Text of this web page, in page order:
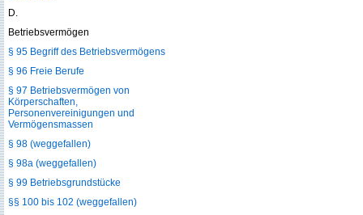
D.
Betriebsvermögen
§ 95 Begriff des Betriebsvermögens
§ 96 Freie Berufe
§ 97 Betriebsvermögen von
Körperschaften,
Personenvereinigungen und
Vermögensmassen
§ 98 (weggefallen)
§ 98a (weggefallen)
§ 99 Betriebsgrundstücke
§§ 100 bis 102 (weggefallen)